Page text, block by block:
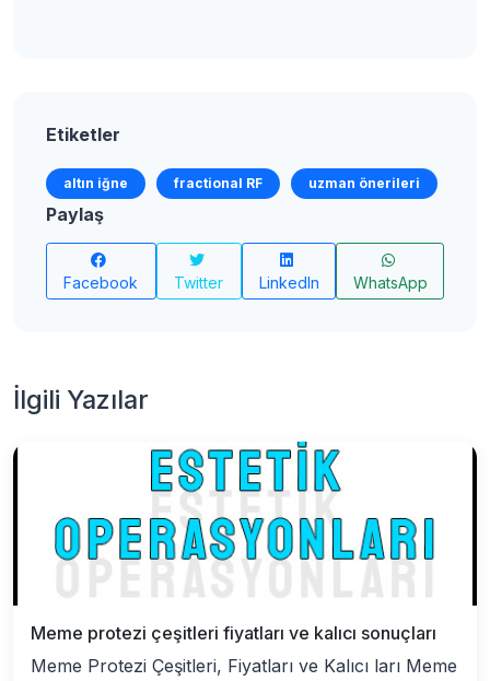
Etiketler
altın iğne fractional RF uzman önerileri
Paylaş
Facebook Twitter LinkedIn WhatsApp
İlgili Yazılar
Meme protezi çeşitleri fiyatları ve kalıcı sonuçları
Meme Protezi Çeşitleri, Fiyatları ve Kalıcı ları Meme